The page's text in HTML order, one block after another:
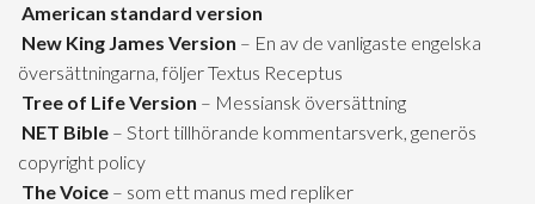
American standard version
New King James Version – En av de vanligaste engelska
översättningarna, följer Textus Receptus
Tree of Life Version – Messiansk översättning
NET Bible – Stort tillhörande kommentarsverk, generös
copyright policy
The Voice – som ett manus med repliker